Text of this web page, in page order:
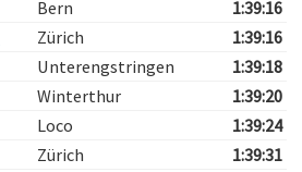
Bern
1:39:16
Zürich
1:39:16
Unterengstringen
1:39:18
Winterthur
1:39:20
Loco
1:39:24
Zürich
1:39:31